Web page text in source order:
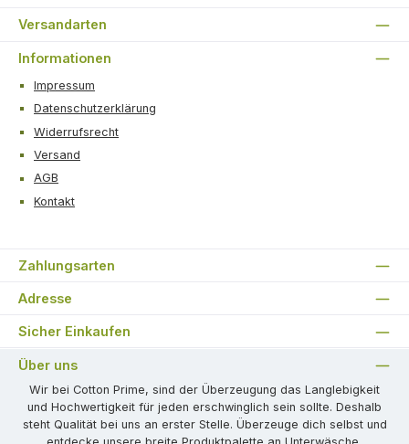
Versandarten
Informationen
Impressum
Datenschutzerklärung
Widerrufsrecht
Versand
AGB
Kontakt
Zahlungsarten
Adresse
Sicher Einkaufen
Über uns
Wir bei Cotton Prime, sind der Überzeugung das Langlebigkeit
und Hochwertigkeit für jeden erschwinglich sein sollte. Deshalb
steht Qualität bei uns an erster Stelle. Überzeuge dich selbst und